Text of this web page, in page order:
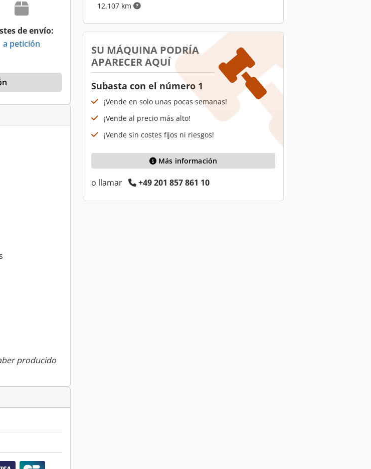
de envío:
a petición
producido
12.107 km
SU MÁQUINA PODRÍA
APARECER AQUÍ
Subasta con el número 1
¡Vende en solo unas pocas semanas!
¡Vende al precio más alto!
¡Vende sin costes fijos ni riesgos!
Más información
o llamar +49 201 857 861 10